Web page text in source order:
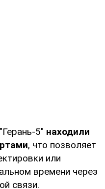
5" находили
, что позволяет
или
времени через
связи.